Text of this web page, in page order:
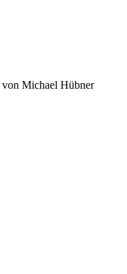
Michael Hübner